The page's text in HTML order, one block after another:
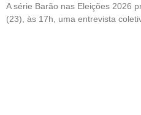
A série Barão nas Eleições 2026
(23), às 17h, uma entrevista